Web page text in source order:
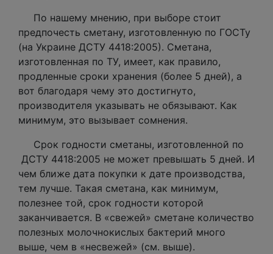
По нашему мнению, при выборе стоит
предпочесть сметану, изготовленную по ГОСТу
(на Украине ДСТУ 4418:2005). Сметана,
изготовленная по ТУ, имеет, как правило,
продленные сроки хранения (более 5 дней), а
вот благодаря чему это достигнуто,
производителя указывать не обязывают. Как
минимум, это вызывает сомнения.
Срок годности сметаны, изготовленной по
ДСТУ 4418:2005 не может превышать 5 дней. И
чем ближе дата покупки к дате производства,
тем лучше. Такая сметана, как минимум,
полезнее той, срок годности которой
заканчивается. В «свежей» сметане количество
полезных молочнокислых бактерий много
выше, чем в «несвежей» (см. выше).